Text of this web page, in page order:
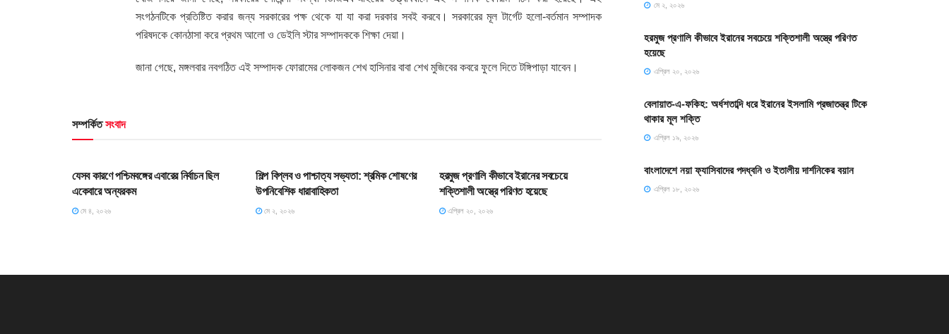
সংগঠনটিকে প্রতিষ্টিত করার জন্য সরকারের পক্ষ থেকে যা যা করা দরকার সবই করবে। সরকারের মূল টার্গেট হলো-বর্তমান সম্পাদক
পরিষদকে কোনঠাসা করে প্রথম আলো ও ডেইলি স্টার সম্পাদককে শিক্ষা দেয়া।
জানা গেছে, মঙ্গলবার নবগঠিত এই সম্পাদক ফোরামের লোকজন শেখ হাসিনার বাবা শেখ মুজিবের কবরে ফুলে দিতে টঙ্গিপাড়া যাবেন।
সম্পর্কিতসংবাদ
যেসব কারণে পশ্চিমবঙ্গের এবারের নির্বাচন ছিল
একেবারে অন্যরকম
মে ৪, ২০২৬
শিল্প বিপ্লব ও পাশ্চাত্য সভ্যতা: শ্রমিক শোষণের
উপনিবেশিক ধারাবাহিকতা
মে ২, ২০২৬
হরমুজ প্রণালি কীভাবে ইরানের সবচেয়ে
শক্তিশালী অস্ত্রে পরিণত হয়েছে
এপ্রিল ২০, ২০২৬
মে ২, ২০২৬
হরমুজ প্রণালি কীভাবে ইরানের সবচেয়ে শক্তিশালী অস্ত্রে পরিণত
হয়েছে
এপ্রিল ২০, ২০২৬
বেলায়াত-এ-ফকিহ: অর্ধশতাব্দি ধরে ইরানের ইসলামি প্রজাতন্ত্র টিকে
থাকার মূল শক্তি
এপ্রিল ১৯, ২০২৬
বাংলাদেশে নয়া ফ্যাসিবাদের পদধ্বনি ও ইতালীয় দার্শনিকের বয়ান
এপ্রিল ১৮, ২০২৬